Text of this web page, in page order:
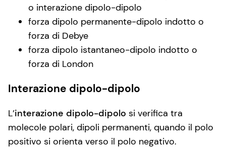
o interazione dipolo-dipolo
forza dipolo permanente-dipolo indotto o
forza di Debye
forza dipolo istantaneo-dipolo indotto o
forza di London
Interazione dipolo-dipolo
L’interazione dipolo-dipolo si verifica tra
molecole polari, dipoli permanenti, quando il polo
positivo si orienta verso il polo negativo.